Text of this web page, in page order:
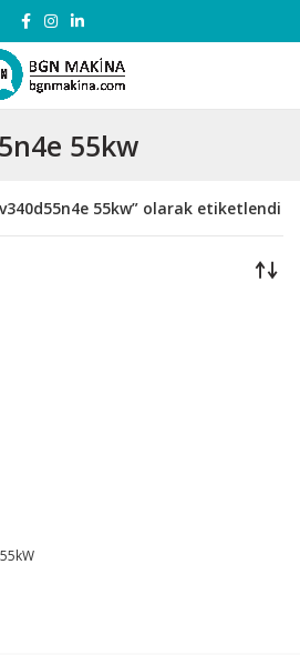
55kw
55kw” olarak etiketlendi